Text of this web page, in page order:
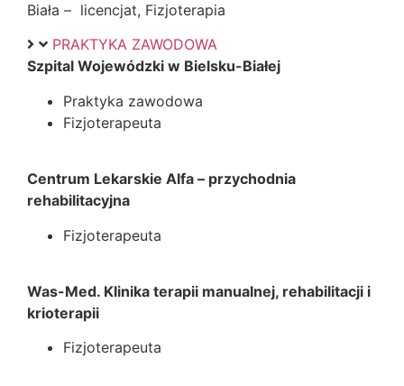
Biała – licencjat, Fizjoterapia
PRAKTYKA ZAWODOWA
Szpital Wojewódzki w Bielsku-Białej
Praktyka zawodowa
Fizjoterapeuta
Centrum Lekarskie Alfa – przychodnia
rehabilitacyjna
Fizjoterapeuta
Was-Med. Klinika terapii manualnej, rehabilitacji i
krioterapii
Fizjoterapeuta